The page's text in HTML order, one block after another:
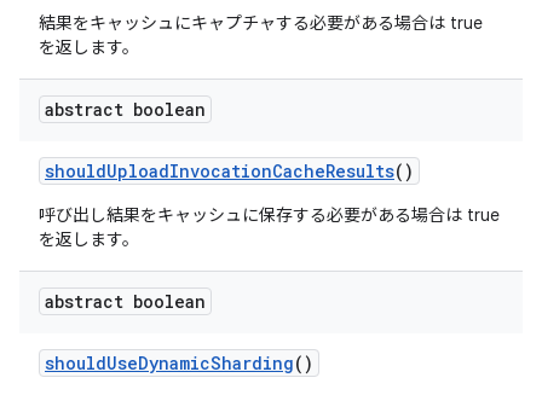
結果をキャッシュにキャプチャする必要がある場合は true
を返します。
abstract boolean
shouldUploadInvocationCacheResults()
呼び出し結果をキャッシュに保存する必要がある場合は true
を返します。
abstract boolean
shouldUseDynamicSharding()